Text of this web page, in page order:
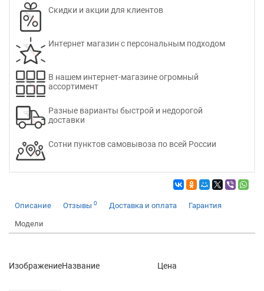
Скидки и акции для клиентов
Интернет магазин с персональным подходом
В нашем интернет-магазине огромный
ассортимент
Разные варианты быстрой и недорогой
доставки
Сотни пунктов самовывоза по всей России
Описание Отзывы 0 Доставка и оплата Гарантия
Модели
ИзображениеНазвание Цена